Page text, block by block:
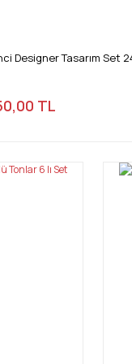
Designer Tasarım Set
TL